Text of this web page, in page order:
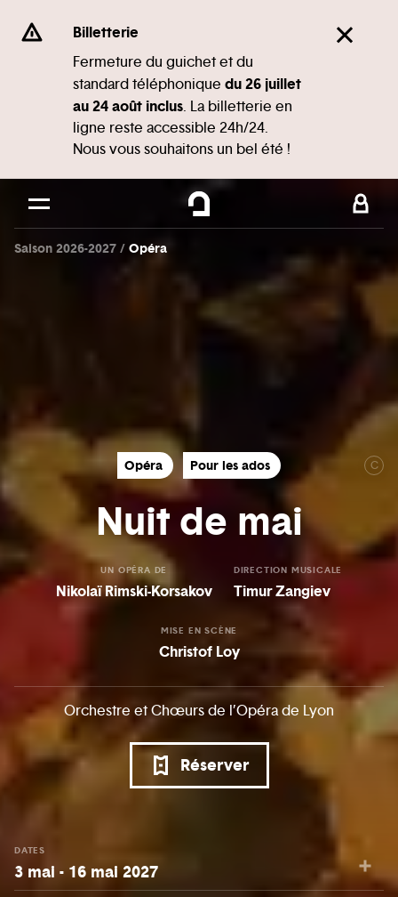
Se rendre au
Contenu principal
Pied de page
Billetterie
Fermeture du guichet et du
standard téléphonique du 26 juillet
au 24 août inclus. La billetterie en
ligne reste accessible 24h/24.
Nous vous souhaitons un bel été !
Saison 2026-2027 Opéra
C
Opéra Pour les ados
Nuit de mai
UN OPÉRA DE
Nikolaï Rimski-Korsakov
DIRECTION MUSICALE
Timur Zangiev
MISE EN SCÈNE
Christof Loy
Orchestre et Chœurs de l’Opéra de Lyon
Réserver
DATES
3 mai - 16 mai 2027